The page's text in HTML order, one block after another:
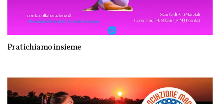
Pratichiamo insieme